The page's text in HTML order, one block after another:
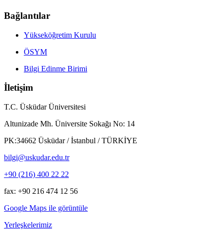
Bağlantılar
Yükseköğretim Kurulu
ÖSYM
Bilgi Edinme Birimi
İletişim
T.C. Üsküdar Üniversitesi
Altunizade Mh. Üniversite Sokağı No: 14
PK:34662 Üsküdar / İstanbul / TÜRKİYE
bilgi@uskudar.edu.tr
+90 (216) 400 22 22
fax: +90 216 474 12 56
Google Maps ile görüntüle
Yerleşkelerimiz